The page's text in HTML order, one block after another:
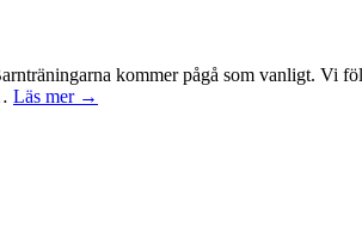
kommer pågå som vanligt. Vi
Läs mer →